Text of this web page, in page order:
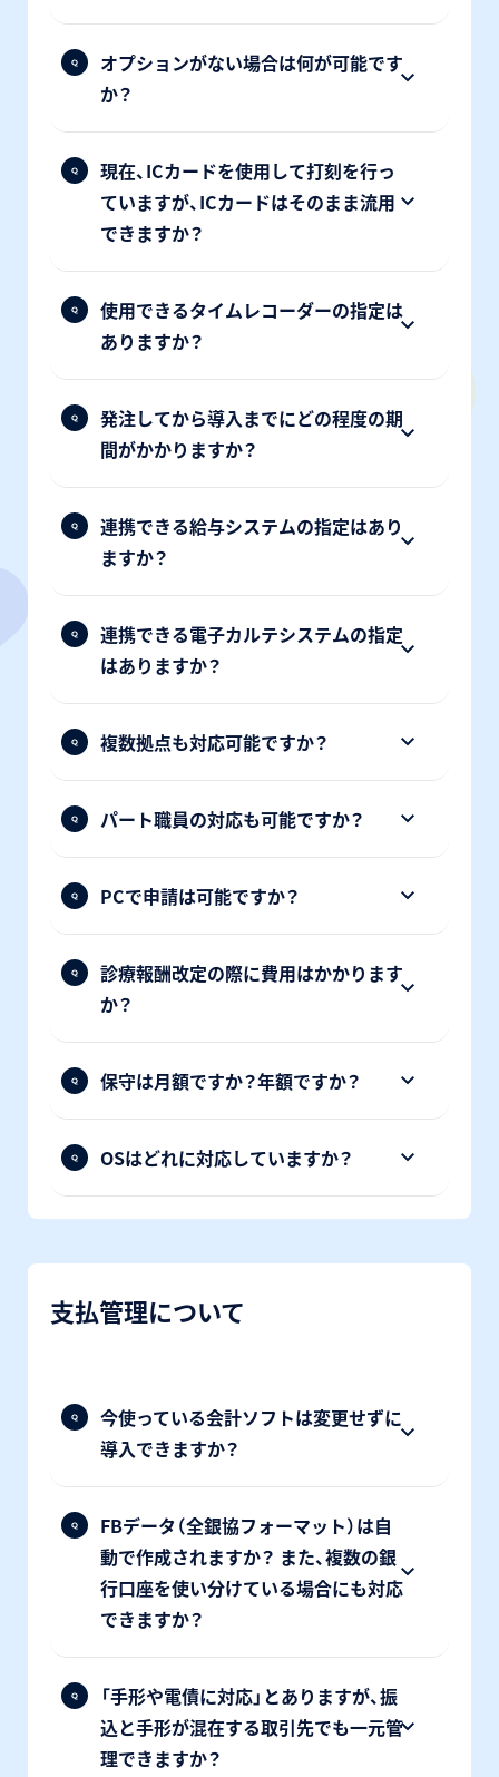
オプションがない場合は何が可能です
か？
現在、ICカードを使用して打刻を行っ
ていますが、ICカードはそのまま流用
できますか？
使用できるタイムレコーダーの指定は
ありますか？
発注してから導入までにどの程度の期
間がかかりますか？
連携できる給与システムの指定はあり
ますか？
連携できる電子カルテシステムの指定
はありますか？
複数拠点も対応可能ですか？
パート職員の対応も可能ですか？
PCで申請は可能ですか？
診療報酬改定の際に費用はかかります
か？
保守は月額ですか？年額ですか？
OSはどれに対応していますか？
支払管理について
今使っている会計ソフトは変更せずに
導入できますか？
FBデータ（全銀協フォーマット）は自
動で作成されますか？ また、複数の銀
行口座を使い分けている場合にも対応
できますか？
「手形や電債に対応」とありますが、振
込と手形が混在する取引先でも一元管
理できますか？